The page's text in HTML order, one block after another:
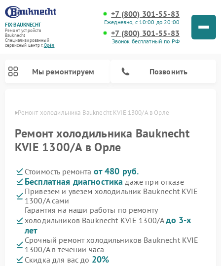
FIX-BAUKNECHT
Ремонт устройств
Bauknecht
Специализированный
cервисный центр г.Орёл
+7 (800) 301-55-83
Ежедневно, с 10:00 до 20:00
+7 (800) 301-55-83
Звонок бесплатный по РФ
Мы ремонтируем Позвонить
Ремонт холодильника Bauknecht KVIE 1300/A в Орле
Ремонт холодильника Bauknecht
KVIE 1300/A в Орле
Стоимость ремонта от 480 руб.
Бесплатная диагностика даже при отказе
Привезем и увезем холодильник Bauknecht KVIE
1300/A сами
Гарантия на наши работы по ремонту
холодильников Bauknecht KVIE 1300/Aдо 3-х
лет
Срочный ремонт холодильников Bauknecht KVIE
1300/A в течении часа
Скидка для вас до 20%